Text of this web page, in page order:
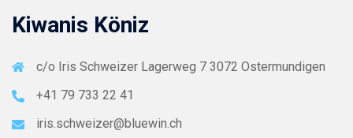
Kiwanis Köniz
c/o Iris Schweizer Lagerweg 7 3072 Ostermundigen
+41 79 733 22 41
iris.schweizer@bluewin.ch